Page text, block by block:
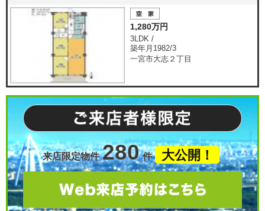
1,280万円
3LDK /
築年月1982/3
一宮市大志２丁目
来店限定物件 280 件 大公開！